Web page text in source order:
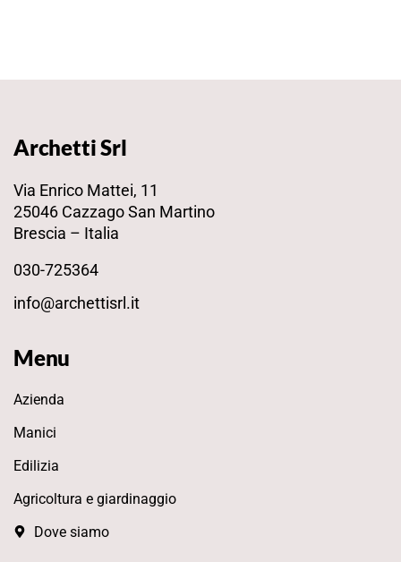
Archetti Srl
Via Enrico Mattei, 11
25046 Cazzago San Martino
Brescia – Italia
030-725364
info@archettisrl.it
Menu
Azienda
Manici
Edilizia
Agricoltura e giardinaggio
Dove siamo